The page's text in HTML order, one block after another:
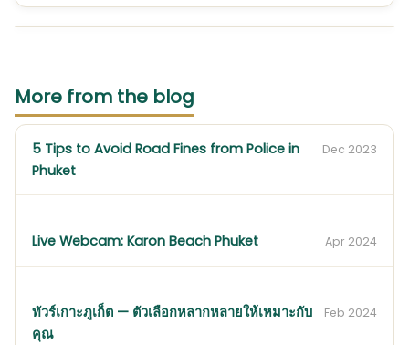
More from the blog
5 Tips to Avoid Road Fines from Police in
Phuket
Dec 2023
Live Webcam: Karon Beach Phuket Apr 2024
ทัวร์เกาะภูเก็ต — ตัวเลือกหลากหลายให้เหมาะกับ
คุณ
Feb 2024